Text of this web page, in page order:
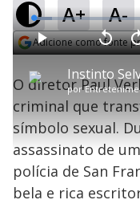
A+ A-
Adicione como fonte
Instinto
por
P V
t
a
r
0
e
g
n
d
s
A
a
n
ç
a
1
s
e
u
n
o
s
L
o
a
d
e
.
3
7
%
O diretor Paul
criminal que
símbolo sexual.
assassinato de
polícia de San
bela e rica